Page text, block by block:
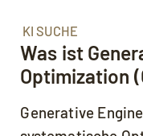
KI Suche: Was
Optimization
Technischer
Generative
Content-
KI SUCHE
Was ist
Optimization
Generative